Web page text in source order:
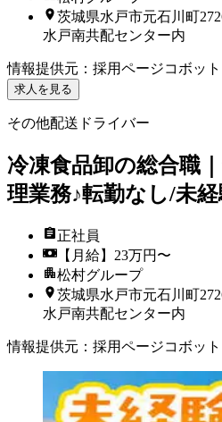
茨城県水戸市元石川町
水戸南共配センター内
情報提供元 ： 採用ページコボット
求人を見る
その他配送ドライバー
冷凍食品卸の総合職
理業務♪転勤なし/未
正社員
【月給】23万円〜
松村グループ
茨城県水戸市元石川町
水戸南共配センター内
情報提供元 ： 採用ページコボット